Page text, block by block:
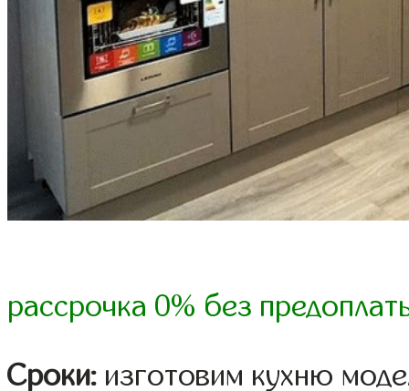
рассрочка 0% без
Сроки: изготовим кухню